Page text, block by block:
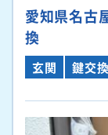
愛知県名
換
玄関 鍵交換